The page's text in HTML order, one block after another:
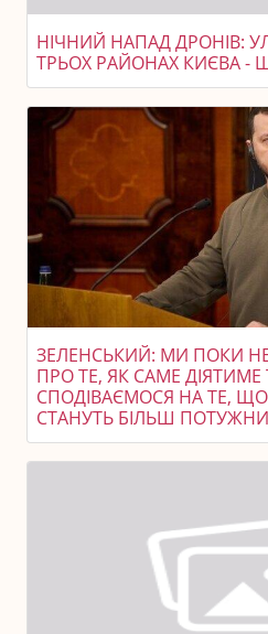
НІЧНИЙ НАПАД ДРОНІВ:
ТРЬОХ РАЙОНАХ КИЄВА -
ЗЕЛЕНСЬКИЙ: МИ ПОКИ
ПРО ТЕ, ЯК САМЕ
СПОДІВАЄМОСЯ НА ТЕ,
СТАНУТЬ БІЛЬШ